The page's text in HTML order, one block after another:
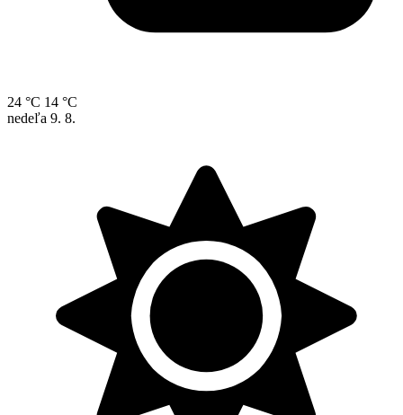
24 °C 14 °C
nedeľa 9. 8.